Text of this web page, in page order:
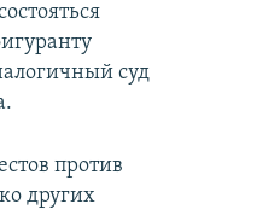
суд
против
других